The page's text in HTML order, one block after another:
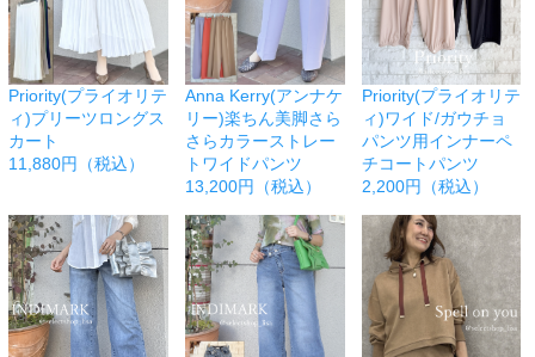
Priority(プライオリテ
ィ)プリーツロングス
カート
11,880円（税込）
Anna Kerry(アンナケ
リー)楽ちん美脚さら
さらカラーストレー
トワイドパンツ
13,200円（税込）
Priority(プライオリテ
ィ)ワイド/ガウチョ
パンツ用インナーペ
チコートパンツ
2,200円（税込）